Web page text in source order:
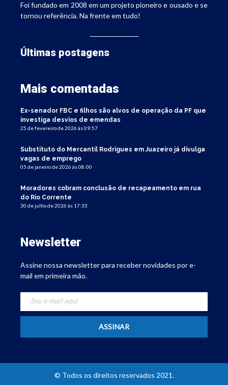
Foi fundado em 2008 em um projeto pioneiro e ousado e se
tornou referência. Na frente em tudo!
Últimas postagens
Mais comentadas
Ex-senador FBC e filhos são alvos de operação da PF que
investiga desvios de emendas
25 de fevereiro de 2026 às 09:57
Substituto do Mercantil Rodrigues em Juazeiro já divulga
vagas de emprego
05 de janeiro de 2026 às 08:00
Moradores cobram conclusão de recapeamento em rua
do Rio Corrente
30 de julho de 2026 às 17:33
Newsletter
Assine nossa newsletter para receber novidades por e-
mail em primeira mão.
© Todos os direitos reservados 2021.